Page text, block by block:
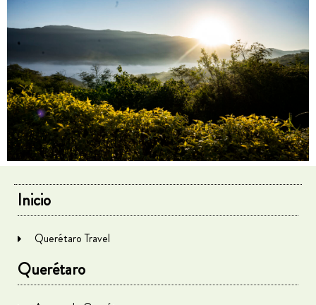
Inicio
Querétaro Travel
Querétaro